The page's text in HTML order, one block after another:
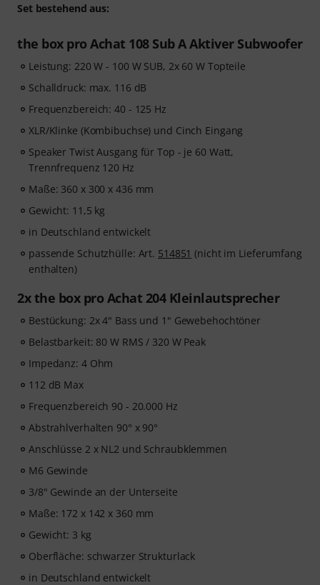
Set bestehend aus:
the box pro Achat 108 Sub A Aktiver Subwoofer
Leistung: 220 W - 100 W SUB, 2x 60 W Topteile
Schalldruck: max. 116 dB
Frequenzbereich: 40 - 125 Hz
XLR/Klinke (Kombibuchse) und Cinch Eingang
Speaker Twist Ausgang für Top - je 60 Watt,
Trennfrequenz 120 Hz
Maße: 360 x 300 x 436 mm
Gewicht: 11,5 kg
in Deutschland entwickelt
passende Schutzhülle: Art. 514851 (nicht im Lieferumfang
enthalten)
2x the box pro Achat 204 Kleinlautsprecher
Bestückung: 2x 4" Bass und 1" Gewebehochtöner
Belastbarkeit: 80 W RMS / 320 W Peak
Impedanz: 4 Ohm
112 dB Max
Frequenzbereich 90 - 20.000 Hz
Abstrahlverhalten 90° x 90°
Anschlüsse 2 x NL2 und Schraubklemmen
M6 Gewinde
3/8" Gewinde an der Unterseite
Maße: 172 x 142 x 360 mm
Gewicht: 3 kg
Oberfläche: schwarzer Strukturlack
in Deutschland entwickelt